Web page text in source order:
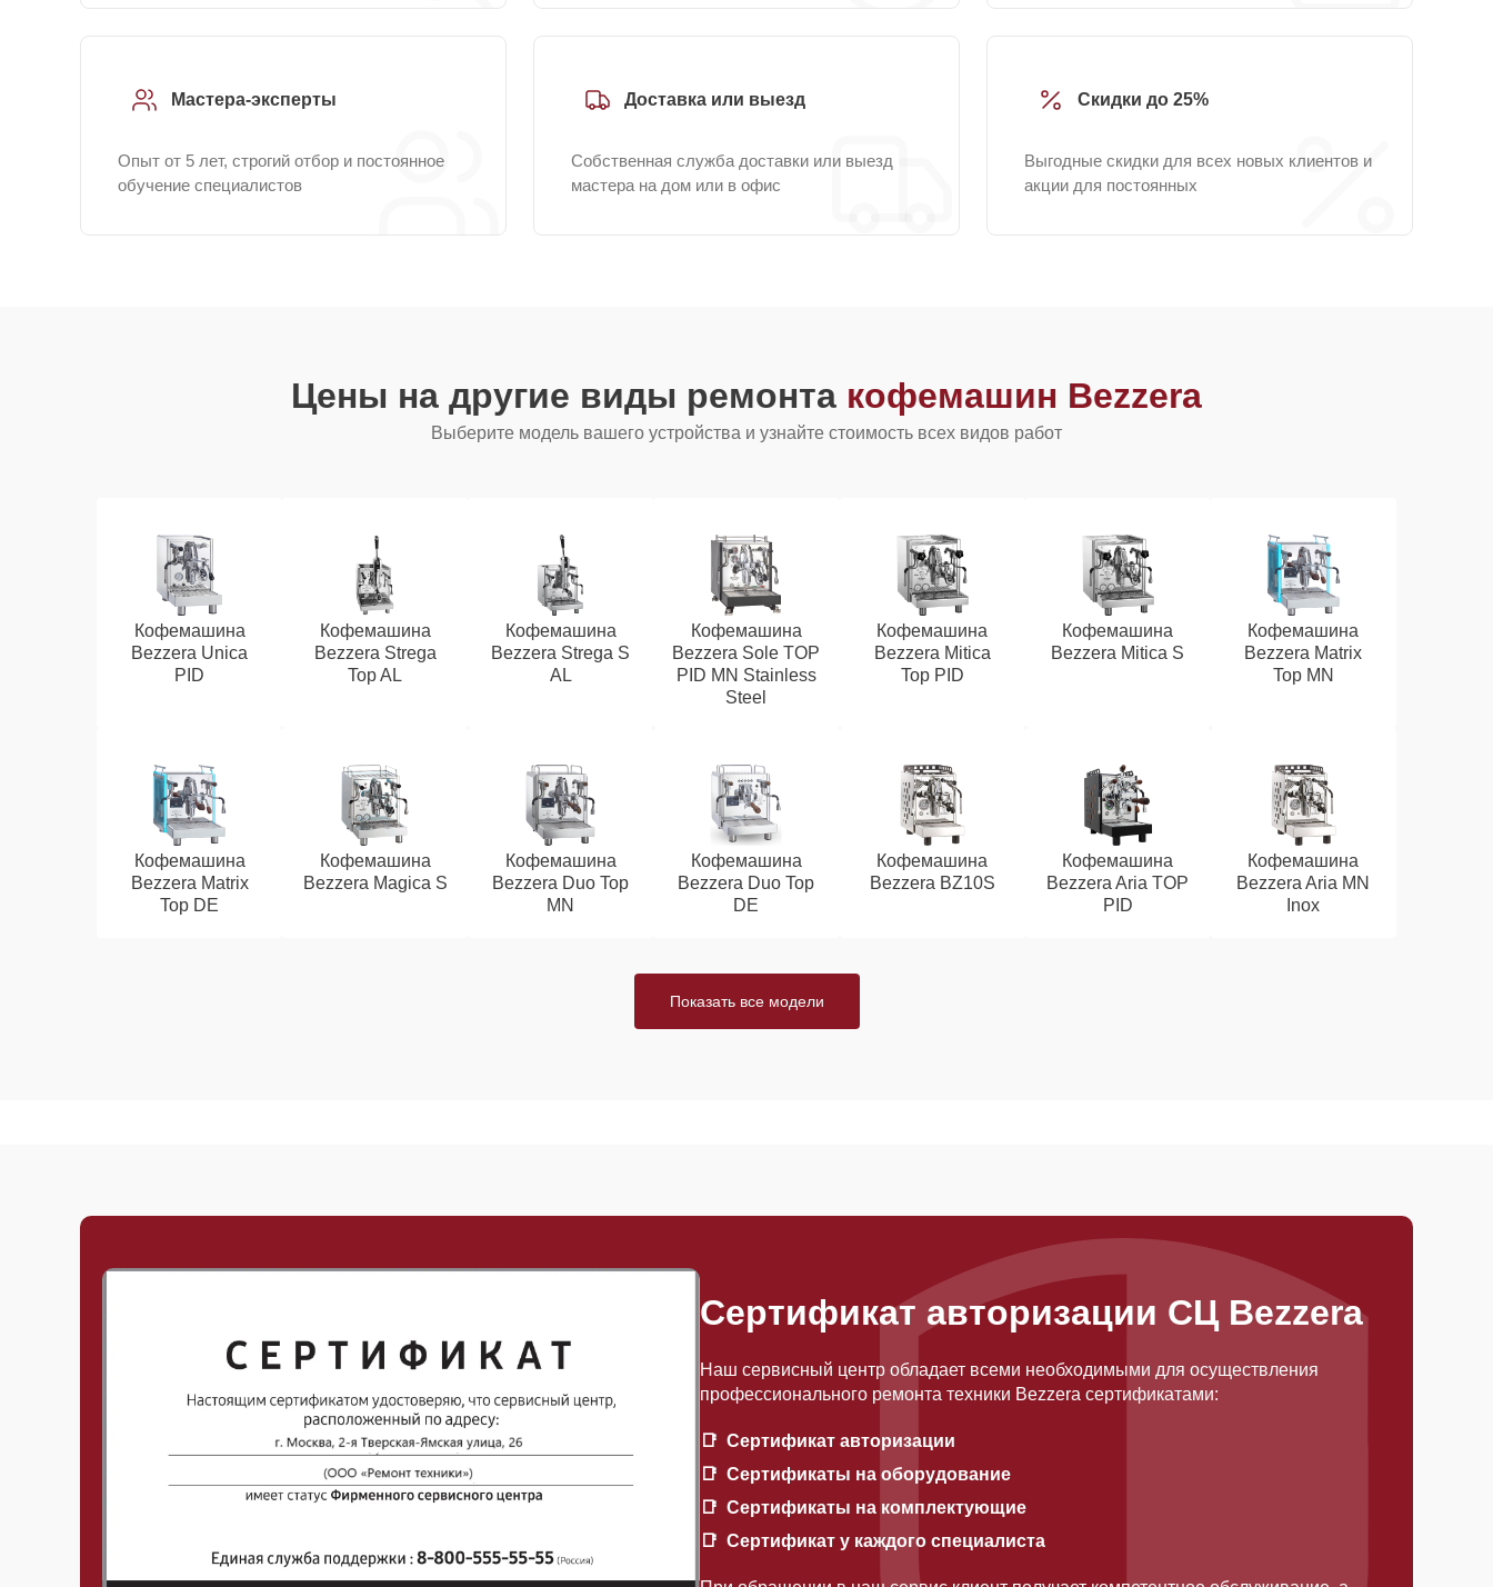
Мастера-эксперты
Опыт от 5 лет, строгий отбор и постоянное
обучение специалистов
Доставка или выезд
Собственная служба доставки или выезд
мастера на дом или в офис
Скидки до 25%
Выгодные скидки для всех новых клиентов и
акции для постоянных
Цены на другие виды ремонта кофемашин Bezzera
Выберите модель вашего устройства и узнайте стоимость всех видов работ
Кофемашина
Bezzera Unica
PID
Кофемашина
Bezzera Strega
Top AL
Кофемашина
Bezzera Strega S
AL
Кофемашина
Bezzera Sole TOP
PID MN Stainless
Steel
Кофемашина
Bezzera Mitica
Top PID
Кофемашина
Bezzera Mitica S
Кофемашина
Bezzera Matrix
Top MN
Кофемашина
Bezzera Matrix
Top DE
Кофемашина
Bezzera Magica S
Кофемашина
Bezzera Duo Top
MN
Кофемашина
Bezzera Duo Top
DE
Кофемашина
Bezzera BZ10S
Кофемашина
Bezzera Aria TOP
PID
Кофемашина
Bezzera Aria MN
Inox
Показать все модели
Сертификат авторизации СЦ Bezzera
Наш сервисный центр обладает всеми необходимыми для осуществления
профессионального ремонта техники Bezzera сертификатами:
Сертификат авторизации
Сертификаты на оборудование
Сертификаты на комплектующие
Сертификат у каждого специалиста